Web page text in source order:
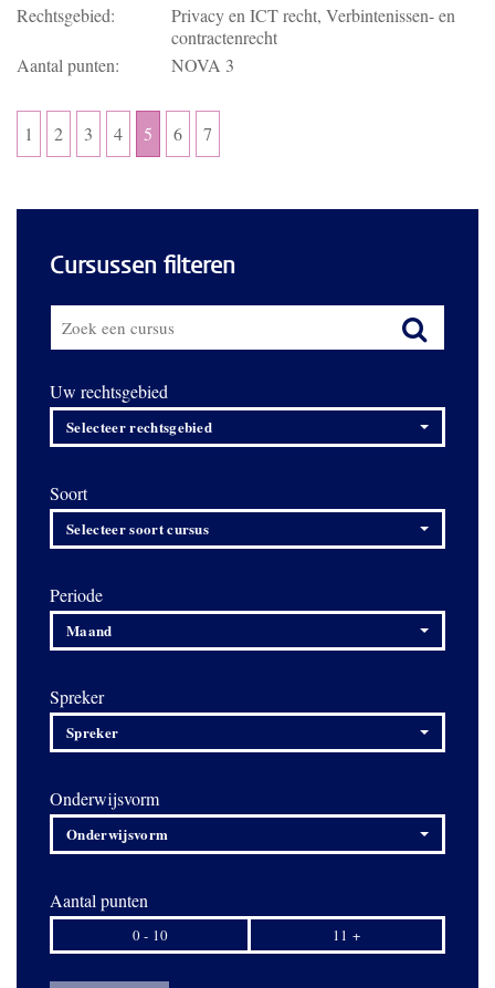
Rechtsgebied:
Privacy en ICT recht, Verbintenissen- en
contractenrecht
Aantal punten:
NOVA 3
1 2 3 4 5 6 7
Cursussen filteren
Uw rechtsgebied
Selecteer rechtsgebied
Soort
Selecteer soort cursus
Periode
Maand
Spreker
Spreker
Onderwijsvorm
Onderwijsvorm
Aantal punten
0 - 10 11 +